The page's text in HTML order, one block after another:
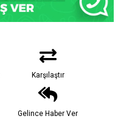
Karşılaştır
Gelince Haber Ver